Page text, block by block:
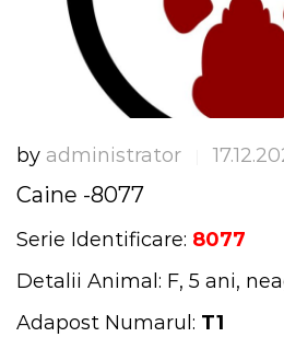
by administrator
Caine -8077
Serie Identificare: 8077
Detalii Animal: F, 5 ani,
Adapost Numarul: T1